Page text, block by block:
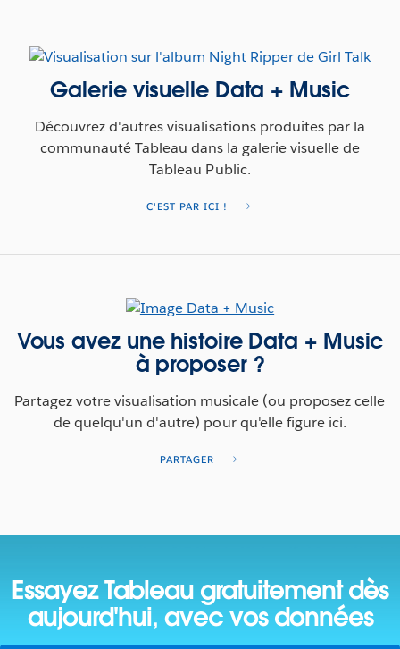
Galerie visuelle Data + Music
Découvrez d'autres visualisations produites par la
communauté Tableau dans la galerie visuelle de
Tableau Public.
C'EST PAR ICI !
Vous avez une histoire Data + Music
à proposer ?
Partagez votre visualisation musicale (ou proposez celle
de quelqu'un d'autre) pour qu'elle figure ici.
PARTAGER
Essayez Tableau gratuitementdès
aujourd'hui, avec vos données